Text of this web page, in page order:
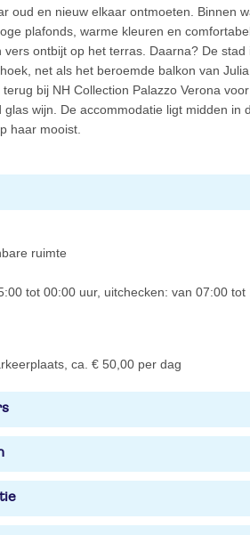
oud en nieuw elkaar ontmoeten. Binnen
plafonds, warme kleuren en
ontbijt op het terras. Daarna? De stad
net als het beroemde balkon van
bij NH Collection Palazzo Verona
wijn. De accommodatie ligt midden in
haar mooist.
ruimte
tot 00:00 uur, uitchecken: van 07:00 tot
ca. € 50,00 per dag